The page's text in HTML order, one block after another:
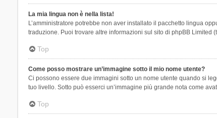
La mia lingua non è nella lista!
L’amministratore potrebbe non aver installato il pacchetto lingua
traduzione. Puoi trovare altre informazioni sul sito di phpBB Limited
Top
Come posso mostrare un’immagine sotto il mio nome utente?
Ci possono essere due immagini sotto un nome utente quando si
tuo livello. Sotto può esserci un’immagine più grande nota come
Top